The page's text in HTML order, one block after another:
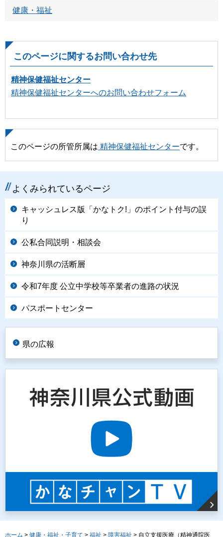
健康・福祉
このページに関するお問い合わせ先
精神保健福祉センター
精神保健福祉センターへのお問い合わせフォーム
このページの所管所属は 精神保健福祉センターです。
よくみられているページ
キャッシュレス版「かなトク!」のポイント付与の誤
り
公私合同説明・相談会
神奈川県の活断層
令和7年度 公立中学校等卒業者の進路の状況
パスポートセンター
県の広報
ホーム > 健康・福祉・子育て > 福祉 > 障害福祉 > 自立支援医療（精神通院医